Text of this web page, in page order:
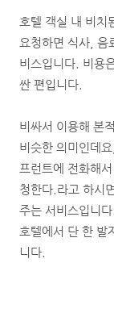
호텔 객실 내 비치
요청하면 식사, 음
비스입니다. 비용
싼 편입니다.
비싸서 이용해 본
비슷한 의미인데
프런트에 전화해
청한다.라고 하시
주는 서비스입니
호텔에서 단 한 발
니다.